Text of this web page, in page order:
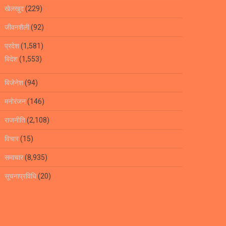
खेलखुद(229)
जीवनशैली(92)
प्रदेश(1,581)
बिदेश(1,553)
बिजेनेश(94)
मनोरंजन(146)
राजनीति(2,108)
विचार(15)
समाचार(8,935)
सूचनाप्रविधि(20)